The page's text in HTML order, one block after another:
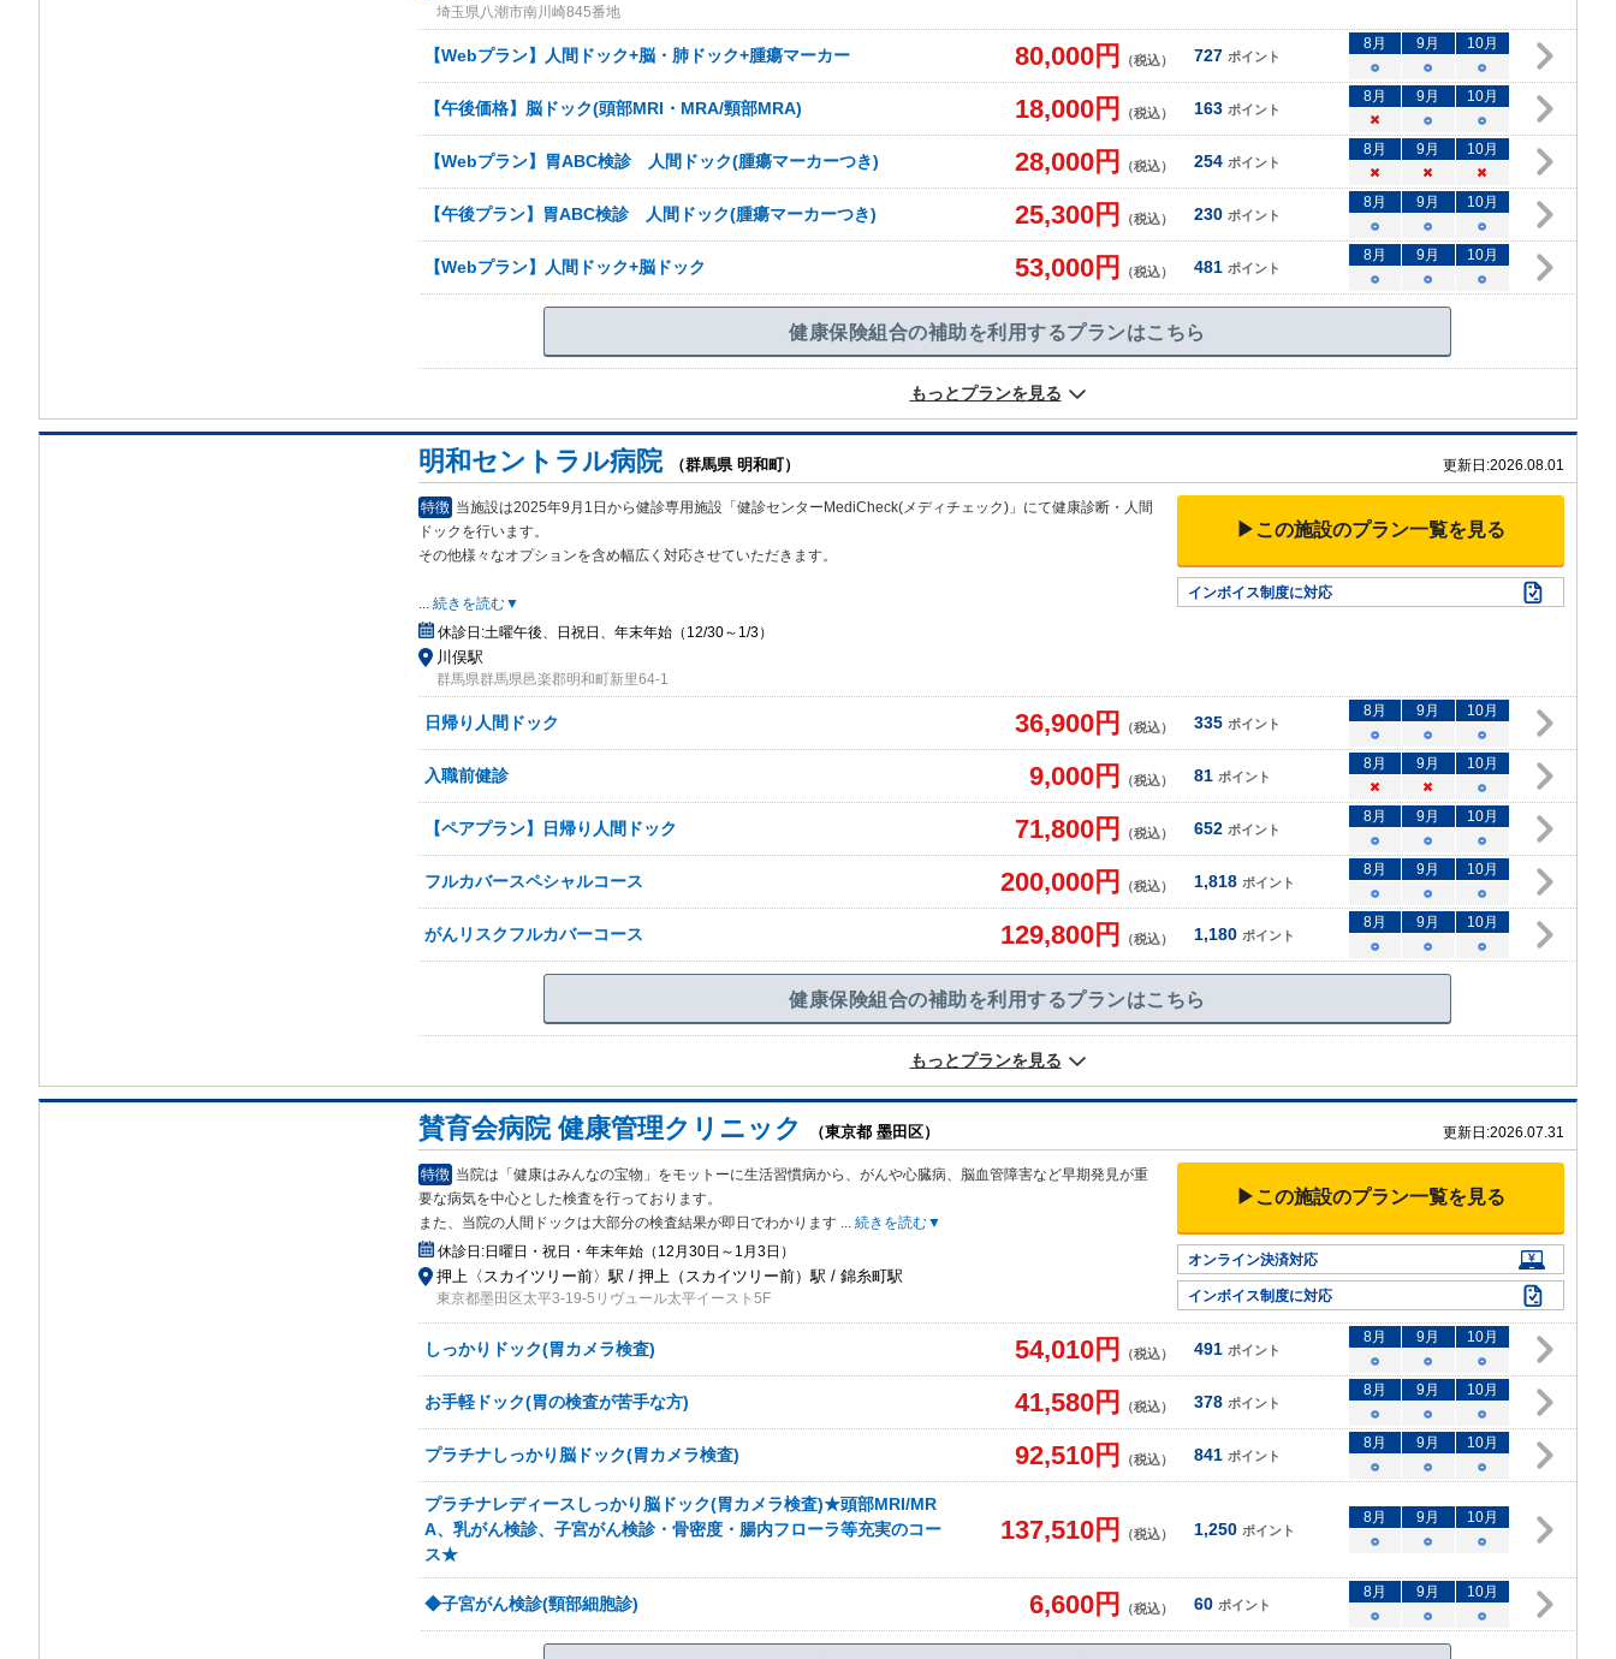
埼玉県八潮市南川崎845番地
【Webプラン】人間ドック+脳・肺ドック+腫瘍マーカー 80,000円 （税込） 727 ポイント
8月 9月 10月
○
○ ○
【午後価格】脳ドック(頭部MRI・MRA/頸部MRA) 18,000円 （税込） 163 ポイント
8月 9月 10月
×
○ ○
【Webプラン】胃ABC検診 人間ドック(腫瘍マーカーつき) 28,000円 （税込） 254 ポイント
8月 9月 10月
×
× ×
【午後プラン】胃ABC検診 人間ドック(腫瘍マーカーつき) 25,300円 （税込） 230 ポイント
8月 9月 10月
○
○ ○
【Webプラン】人間ドック+脳ドック 53,000円 （税込） 481 ポイント
8月 9月 10月
○
○ ○
健康保険組合の補助を利用するプランはこちら
もっとプランを見る
明和セントラル病院 （群馬県 明和町） 更新日:2026.08.01
特徴 当施設は2025年9月1日から健診専用施設「健診センターMediCheck(メディチェック)」にて健康診断・人間
ドックを行います。
その他様々なオプションを含め幅広く対応させていただきます。
... 続きを読む▼
休診日:土曜午後、日祝日、年末年始（12/30～1/3）
川俣駅
群馬県群馬県邑楽郡明和町新里64-1
▶この施設のプラン一覧を見る
インボイス制度に対応
日帰り人間ドック 36,900円 （税込） 335 ポイント
8月 9月 10月
○
○ ○
入職前健診 9,000円 （税込） 81 ポイント
8月 9月 10月
×
× ○
【ペアプラン】日帰り人間ドック 71,800円 （税込） 652 ポイント
8月 9月 10月
○
○ ○
フルカバースペシャルコース 200,000円 （税込） 1,818 ポイント
8月 9月 10月
○
○ ○
がんリスクフルカバーコース 129,800円 （税込） 1,180 ポイント
8月 9月 10月
○
○ ○
健康保険組合の補助を利用するプランはこちら
もっとプランを見る
賛育会病院 健康管理クリニック （東京都 墨田区） 更新日:2026.07.31
特徴 当院は「健康はみんなの宝物」をモットーに生活習慣病から、がんや心臓病、脳血管障害など早期発見が重
要な病気を中心とした検査を行っております。
また、当院の人間ドックは大部分の検査結果が即日でわかります ... 続きを読む▼
休診日:日曜日・祝日・年末年始（12月30日～1月3日）
押上〈スカイツリー前〉駅 / 押上（スカイツリー前）駅 / 錦糸町駅
東京都墨田区太平3-19-5リヴュール太平イースト5F
▶この施設のプラン一覧を見る
オンライン決済対応
インボイス制度に対応
しっかりドック(胃カメラ検査) 54,010円 （税込） 491 ポイント
8月 9月 10月
○
○ ○
お手軽ドック(胃の検査が苦手な方) 41,580円 （税込） 378 ポイント
8月 9月 10月
○
○ ○
プラチナしっかり脳ドック(胃カメラ検査) 92,510円 （税込） 841 ポイント
8月 9月 10月
○
○ ○
プラチナレディースしっかり脳ドック(胃カメラ検査)★頭部MRI/MR
A、乳がん検診、子宮がん検診・骨密度・腸内フローラ等充実のコー
ス★
137,510円 （税込） 1,250 ポイント
8月 9月 10月
○
○ ○
◆子宮がん検診(頸部細胞診) 6,600円 （税込） 60 ポイント
8月 9月 10月
○
○ ○